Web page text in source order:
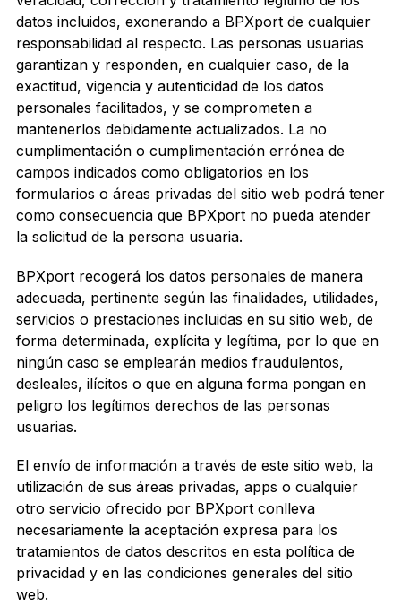
datos incluidos, exonerando a BPXport de cualquier
responsabilidad al respecto. Las personas usuarias
garantizan y responden, en cualquier caso, de la
exactitud, vigencia y autenticidad de los datos
personales facilitados, y se comprometen a
mantenerlos debidamente actualizados. La no
cumplimentación o cumplimentación errónea de
campos indicados como obligatorios en los
formularios o áreas privadas del sitio web podrá tener
como consecuencia que BPXport no pueda atender
la solicitud de la persona usuaria.
BPXport recogerá los datos personales de manera
adecuada, pertinente según las finalidades, utilidades,
servicios o prestaciones incluidas en su sitio web, de
forma determinada, explícita y legítima, por lo que en
ningún caso se emplearán medios fraudulentos,
desleales, ilícitos o que en alguna forma pongan en
peligro los legítimos derechos de las personas
usuarias.
El envío de información a través de este sitio web, la
utilización de sus áreas privadas, apps o cualquier
otro servicio ofrecido por BPXport conlleva
necesariamente la aceptación expresa para los
tratamientos de datos descritos en esta política de
privacidad y en las condiciones generales del sitio
web.